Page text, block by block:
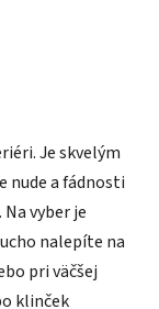
Je skvelým
nude a fádnosti
vyber je
nalepíte na
pri väčšej
klinček